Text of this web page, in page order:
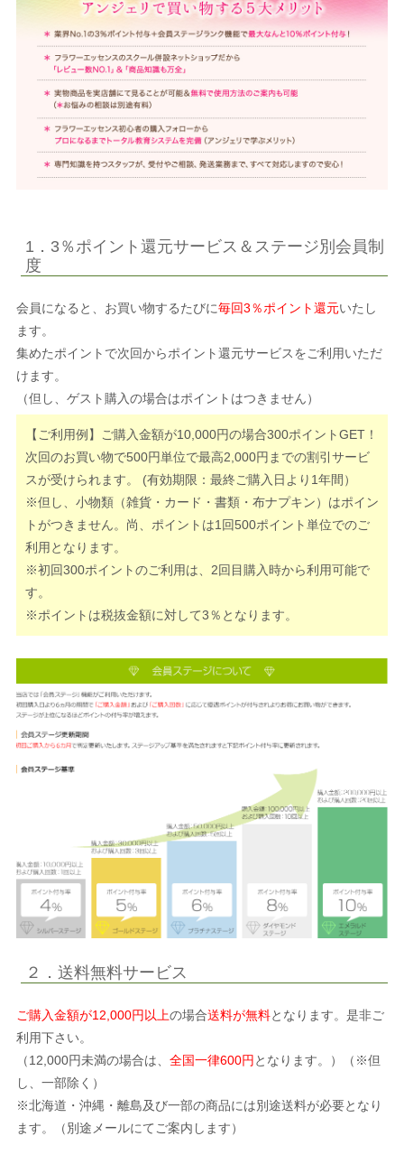
1．3％ポイント還元サービス＆ステージ別会員制
度
会員になると、お買い物するたびに毎回3％ポイント還元いたし
ます。
集めたポイントで次回からポイント還元サービスをご利用いただ
けます。
（但し、ゲスト購入の場合はポイントはつきません）
【ご利用例】ご購入金額が10,000円の場合300ポイントGET！
次回のお買い物で500円単位で最高2,000円までの割引サービ
スが受けられます。 (有効期限：最終ご購入日より1年間）
※但し、小物類（雑貨・カード・書類・布ナプキン）はポイン
トがつきません。尚、ポイントは1回500ポイント単位でのご
利用となります。
※初回300ポイントのご利用は、2回目購入時から利用可能で
す。
※ポイントは税抜金額に対して3％となります。
２．送料無料サービス
ご購入金額が12,000円以上の場合送料が無料となります。是非ご
利用下さい。
（12,000円未満の場合は、 全国一律600円 となります。）（※但
し、一部除く）
※北海道・沖縄・離島及び一部の商品には別途送料が必要となり
ます。（別途メールにてご案内します）